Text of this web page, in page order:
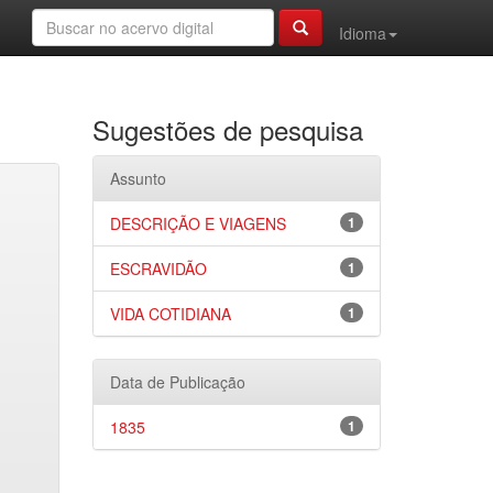
Idioma
Sugestões de pesquisa
Assunto
1
DESCRIÇÃO E VIAGENS
1
ESCRAVIDÃO
1
VIDA COTIDIANA
Data de Publicação
1
1835